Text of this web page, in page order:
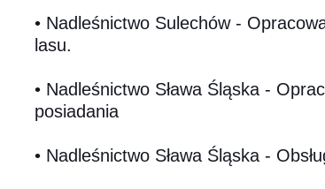
• Nadleśnictwo Sulechów -
lasu.
• Nadleśnictwo Sława Śląska -
posiadania
• Nadleśnictwo Sława Śląska -